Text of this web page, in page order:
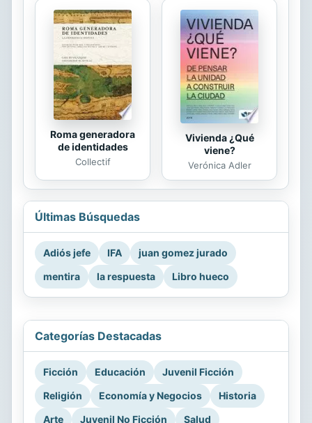
Roma generadora
de identidades
Collectif
Vivienda ¿Qué
viene?
Verónica Adler
Últimas Búsquedas
Adiós jefe IFA
juan gomez jurado
mentira
la respuesta Libro hueco
Categorías Destacadas
Ficción Educación
Juvenil Ficción
Religión
Economía y Negocios
Historia
Arte
Juvenil No Ficción Salud